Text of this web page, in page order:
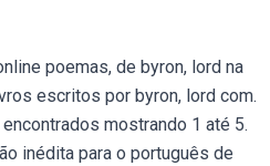
poemas, de byron, lord na
escritos por byron, lord com.
mostrando 1 até 5.
inédita para o português de